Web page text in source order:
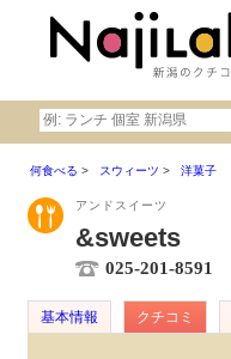
何食べる スウィーツ 洋菓子
アンドスイーツ
&sweets
025-201-8591
基本情報 クチコミ